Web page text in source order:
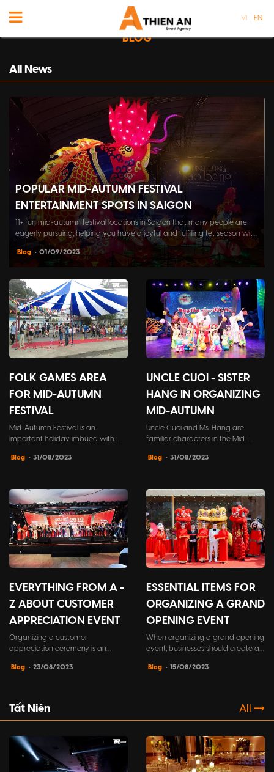
VI EN
BLOG
All News
POPULAR MID-AUTUMN FESTIVAL
ENTERTAINMENT SPOTS IN SAIGON
11+ fun mid-autumn festival locations in Saigon that many people are
eagerly pursuing, helping you have a joyful and fulfilling tet season with
family, friends, and colleagues.
Blog • 01/09/2023
FOLK GAMES AREA
FOR MID-AUTUMN
FESTIVAL
Mid-Autumn Festival is an
important holiday imbued with
Vietnamese people. In addition to
are also an indispensable part of
the full moon night.
Blog • 31/08/2023
UNCLE CUOI - SISTER
HANG IN ORGANIZING
MID-AUTUMN
Uncle Cuoi and Ms. Hang are
familiar characters in the Mid-
will help liven up the event and
activities.
Blog • 31/08/2023
EVERYTHING FROM A -
Z ABOUT CUSTOMER
APPRECIATION EVENT
Organizing a customer
appreciation ceremony is an
strategy of businesses. This is not
customers, but also a way to
competitive market.
Blog • 23/08/2023
ESSENTIAL ITEMS FOR
ORGANIZING A GRAND
OPENING EVENT
When organizing a grand opening
event, businesses should create a
ensure that no details are
memorable and successful event.
Blog • 15/08/2023
Tất Niên All